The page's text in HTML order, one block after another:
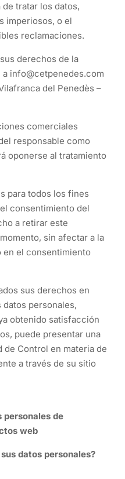
de tratar los datos,
imperiosos, o el
reclamaciones.
derechos de la
info@cetpenedes.com
del Penedès –
comerciales
responsable como
oponerse al tratamiento
para todos los fines
consentimiento del
a retirar este
sin afectar a la
en el consentimiento
sus derechos en
personales,
obtenido satisfacción
puede presentar una
de Control en materia de
a través de su sitio
personales de
web
datos personales?